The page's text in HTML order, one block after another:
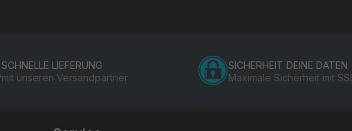
SCHNELLE LIEFERUNG
mit unseren Versandpartner
SICHERHEIT DEINE DATEN
Maximale Sicherheit mit SSL